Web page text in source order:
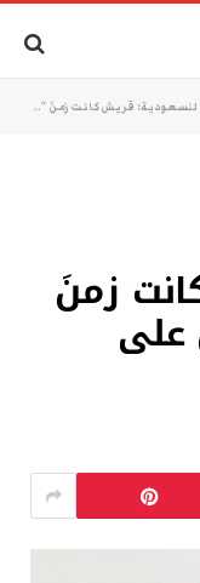
زمنَ “الجاهلية” تتنافس على السقاية والرفادة
زمنَ
على